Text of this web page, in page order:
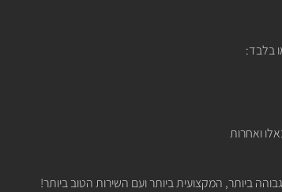
בלבד:
ואחרות
ביותר, המקצועית ביותר ועם השירות הטוב ביותר!